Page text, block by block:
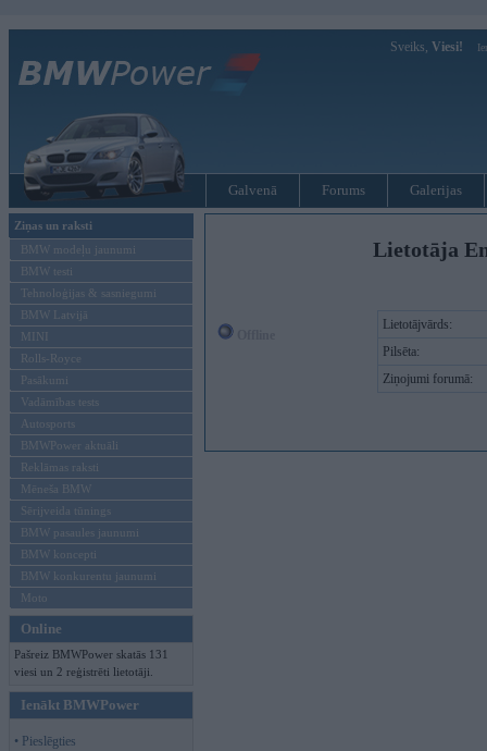
Sveiks, Viesi!
Galvenā Forums Galerijas
Ziņas un raksti
BMW modeļu jaunumi
BMW testi
Tehnoloģijas & sasniegumi
BMW Latvijā
MINI
Rolls-Royce
Pasākumi
Vadāmības tests
Autosports
BMWPower aktuāli
Reklāmas raksti
Mēneša BMW
Sērijveida tūnings
BMW pasaules jaunumi
BMW koncepti
BMW konkurentu jaunumi
Moto
Online
Pašreiz BMWPower skatās 131
viesi un 2 reģistrēti lietotāji.
Ienākt BMWPower
• Pieslēgties
Lietotāja
Lietotājvārds:
Pilsēta:
Ziņojumi forumā: